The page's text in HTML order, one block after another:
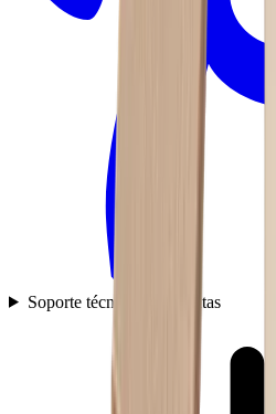
Soporte técnico y preguntas